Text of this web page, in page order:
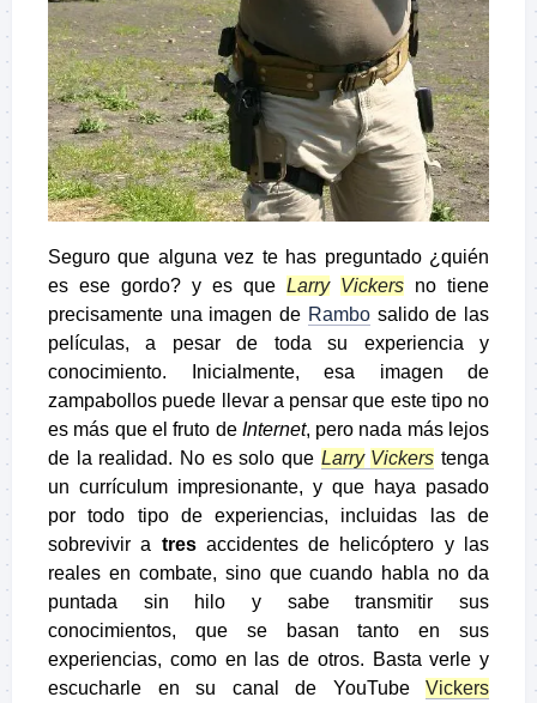
Seguro que alguna vez te has preguntado ¿quién
es ese gordo? y es que Larry Vickers no tiene
precisamente una imagen de Rambo salido de las
películas, a pesar de toda su experiencia y
conocimiento. Inicialmente, esa imagen de
zampabollos puede llevar a pensar que este tipo no
es más que el fruto de Internet, pero nada más lejos
de la realidad. No es solo que Larry Vickers tenga
un currículum impresionante, y que haya pasado
por todo tipo de experiencias, incluidas las de
sobrevivir a tresaccidentes de helicóptero y las
reales en combate, sino que cuando habla no da
puntada sin hilo y sabe transmitir sus
conocimientos, que se basan tanto en sus
experiencias, como en las de otros. Basta verle y
escucharle en su canal de YouTube
Vickers